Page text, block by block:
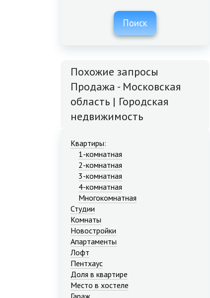
Поиск
Похожие запросы
Продажа - Московская
область | Городская
недвижимость
Квартиры:
1-комнатная
2-комнатная
3-комнатная
4-комнатная
Многокомнатная
Студии
Комнаты
Новостройки
Апартаменты
Лофт
Пентхаус
Доля в квартире
Место в хостеле